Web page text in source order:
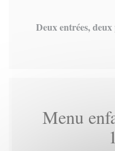
Deux entrées,
Menu